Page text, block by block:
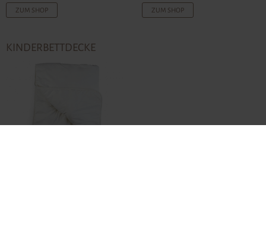
ZUM SHOP ZUM SHOP
KINDERBETTDECKE